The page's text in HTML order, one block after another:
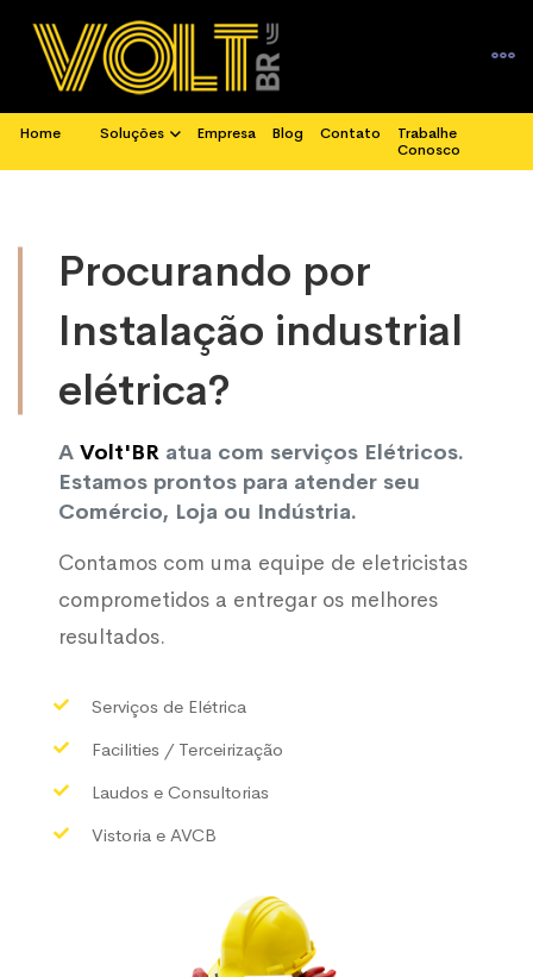
Home Soluções Empresa Blog Contato
Trabalhe
Conosco
Procurando por
Instalação industrial
elétrica?
A Volt'BR atua com serviços Elétricos.
Estamos prontos para atender seu
Comércio, Loja ou Indústria.
Contamos com uma equipe de eletricistas
comprometidos a entregar os melhores
resultados.
Serviços de Elétrica
Facilities / Terceirização
Laudos e Consultorias
Vistoria e AVCB